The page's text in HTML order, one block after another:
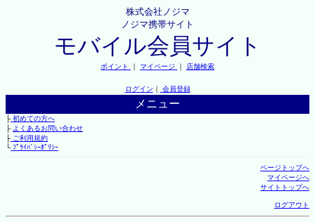
株式会社ノジマ
ノジマ携帯サイト
モバイル会員サイト
ポイント ｜ マイページ ｜ 店舗検索
ログイン ｜ 会員登録
メニュー
├初めての方へ
├ よくあるお問い合わせ
├ご利用規約
└ﾌﾟﾗｲﾊﾞｼｰﾎﾟﾘｼｰ
ページトップへ
マイページへ
サイトトップへ
ログアウト